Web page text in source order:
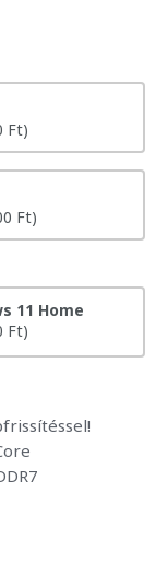
Ft)
Ft)
11 Home
Ft)